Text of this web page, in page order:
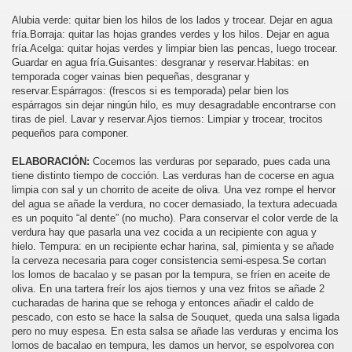
Alubia verde: quitar bien los hilos de los lados y trocear. Dejar en agua
fría.Borraja: quitar las hojas grandes verdes y los hilos. Dejar en agua
fría.Acelga: quitar hojas verdes y limpiar bien las pencas, luego trocear.
Guardar en agua fría.Guisantes: desgranar y reservar.Habitas: en
temporada coger vainas bien pequeñas, desgranar y
reservar.Espárragos: (frescos si es temporada) pelar bien los
espárragos sin dejar ningún hilo, es muy desagradable encontrarse con
tiras de piel. Lavar y reservar.Ajos tiernos: Limpiar y trocear, trocitos
pequeños para componer.
ELABORACIÓN: Cocemos las verduras por separado, pues cada una
tiene distinto tiempo de cocción. Las verduras han de cocerse en agua
limpia con sal y un chorrito de aceite de oliva. Una vez rompe el hervor
del agua se añade la verdura, no cocer demasiado, la textura adecuada
es un poquito “al dente” (no mucho). Para conservar el color verde de la
verdura hay que pasarla una vez cocida a un recipiente con agua y
hielo. Tempura: en un recipiente echar harina, sal, pimienta y se añade
la cerveza necesaria para coger consistencia semi-espesa.Se cortan
los lomos de bacalao y se pasan por la tempura, se fríen en aceite de
oliva. En una tartera freír los ajos tiernos y una vez fritos se añade 2
cucharadas de harina que se rehoga y entonces añadir el caldo de
pescado, con esto se hace la salsa de Souquet, queda una salsa ligada
pero no muy espesa. En esta salsa se añade las verduras y encima los
lomos de bacalao en tempura, les damos un hervor, se espolvorea con